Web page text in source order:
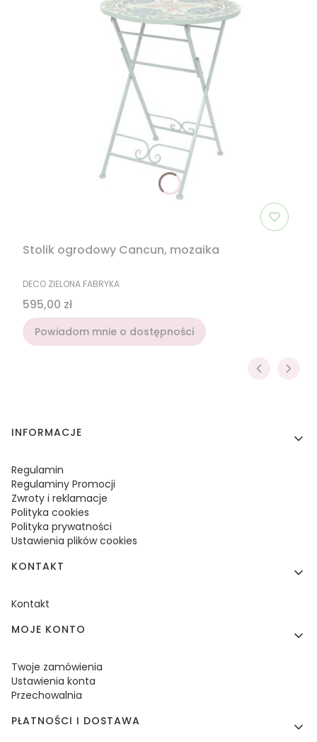
Stolik ogrodowy Cancun, mozaika
PRODUCENT
DECO ZIELONA FABRYKA
Cena
595,00 zł
Powiadom mnie o dostępności
Linki w stopce
INFORMACJE
Regulamin
Regulaminy Promocji
Zwroty i reklamacje
Polityka cookies
Polityka prywatności
Ustawienia plików cookies
KONTAKT
Kontakt
MOJE KONTO
Twoje zamówienia
Ustawienia konta
Przechowalnia
PŁATNOŚCI I DOSTAWA